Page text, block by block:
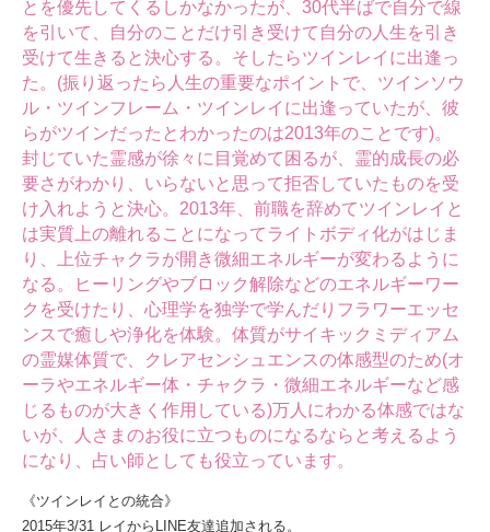
とを優先してくるしかなかったが、30代半ばで自分で線
を引いて、自分のことだけ引き受けて自分の人生を引き
受けて生きると決心する。そしたらツインレイに出逢っ
た。(振り返ったら人生の重要なポイントで、ツインソウ
ル・ツインフレーム・ツインレイに出逢っていたが、彼
らがツインだったとわかったのは2013年のことです)。
封じていた霊感が徐々に目覚めて困るが、霊的成長の必
要さがわかり、いらないと思って拒否していたものを受
け入れようと決心。2013年、前職を辞めてツインレイと
は実質上の離れることになってライトボディ化がはじま
り、上位チャクラが開き微細エネルギーが変わるように
なる。ヒーリングやブロック解除などのエネルギーワー
クを受けたり、心理学を独学で学んだりフラワーエッセ
ンスで癒しや浄化を体験。体質がサイキックミディアム
の霊媒体質で、クレアセンシュエンスの体感型のため(オ
ーラやエネルギー体・チャクラ・微細エネルギーなど感
じるものが大きく作用している)万人にわかる体感ではな
いが、人さまのお役に立つものになるならと考えるよう
になり、占い師としても役立っています。
《ツインレイとの統合》
2015年3/31 レイからLINE友達追加される。